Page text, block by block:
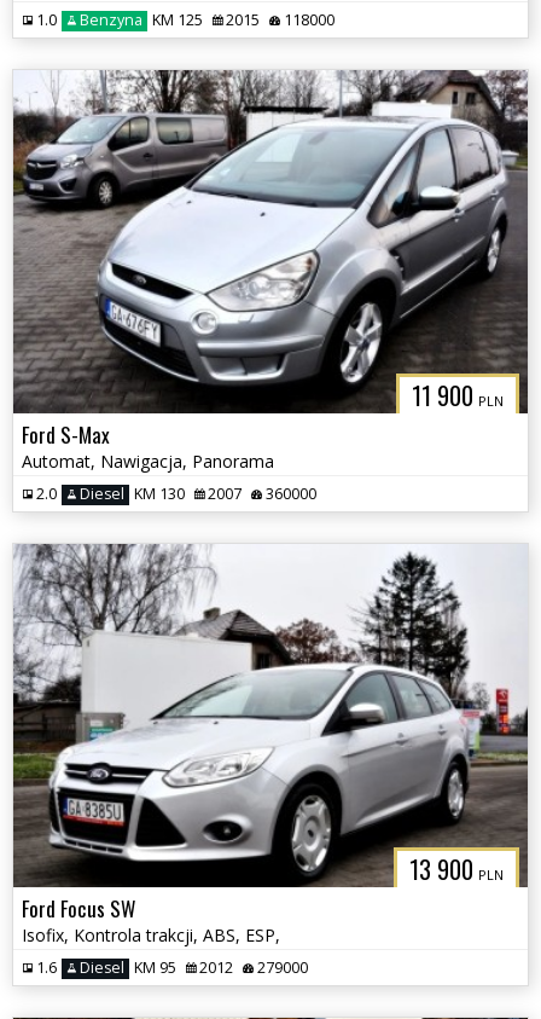
1.0 Benzyna KM 125 2015 118000
11 900 PLN
Ford S-Max
Automat, Nawigacja, Panorama
2.0 Diesel KM 130 2007 360000
13 900 PLN
Ford Focus SW
Isofix, Kontrola trakcji, ABS, ESP,
1.6 Diesel KM 95 2012 279000